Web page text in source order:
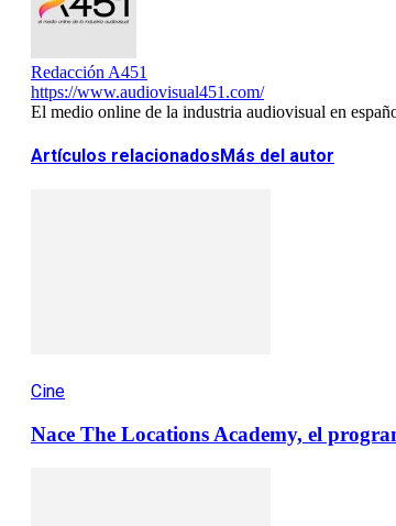
Redacción A451
https://www.audiovisual451.com/
El medio online de la industria audiovisual en
Artículos relacionadosMás del autor
Cine
Nace The Locations Academy, el